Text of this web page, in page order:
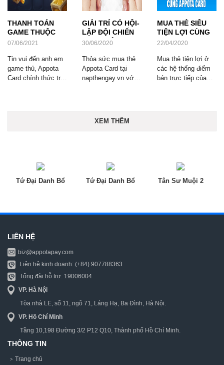
THANH TOÁN
GAME THUỘC
NPH YGAME
07/06/2021
Tin vui đến anh em
game thủ, Appota
Card chính thức trở
GIẢI TRÍ CÓ HỘI-
LẬP ĐỘI CHIẾN
GAME VỚI
30/06/2020
Thỏa sức mua thẻ
Appota Card tại
napthengay.vn với 2
MUA THẺ SIÊU
TIỆN LỢI CÙNG
APPOTA CARD
22/04/2020
Mua thẻ tiện lợi ở
các hệ thống điểm
bán trực tiếp của
XEM THÊM
Tứ Đại Danh Bổ Tứ Đại Danh Bổ Tân Sư Muội 2
LIÊN HỆ
biz@appotapay.com
Liên hệ kinh doanh: (+84) 907788363
Tổng đài hỗ trợ: 19006004
VP. Hà Nội
Tòa nhà LE, số 11, ngõ 71, Láng Hạ, Ba Đình, Hà Nội.
VP. Hồ Chí Minh
Tầng 10,198 Đường 3/2 P12 Q10, Thành phố Hồ Chí Minh.
THÔNG TIN
Trang chủ